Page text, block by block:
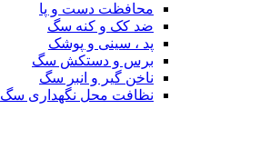
محافظت دست و پا
ضد کک و کنه سگ
پد ، سینی و پوشک
برس و دستکش سگ
ناخن گیر و انبر سگ
نظافت محل نگهداری سگ